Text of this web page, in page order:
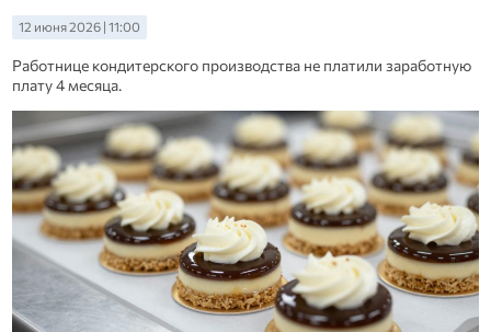
12 июня 2026 | 11:00
Работнице кондитерского производства не платили заработную
плату 4 месяца.